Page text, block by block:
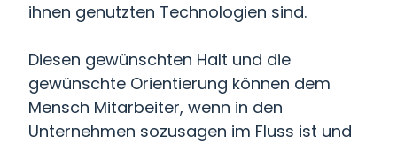
ihnen genutzten Technologien sind.
Diesen gewünschten Halt und die
gewünschte Orientierung können dem
Mensch Mitarbeiter, wenn in den
Unternehmen sozusagen im Fluss ist und